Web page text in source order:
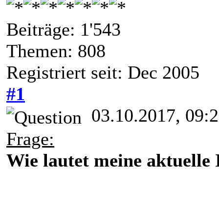
Beiträge: 1'543
Themen: 808
Registriert seit: Dec 2005
#1
03.10.2017,
Frage:
Wie lautet meine